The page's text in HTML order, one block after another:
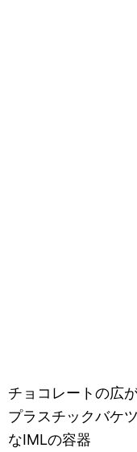
チョコレートの広
プラスチックバケ
なIMLの容器